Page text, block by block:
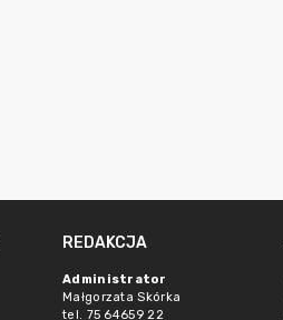
REDAKCJA
Administrator
Małgorzata Skórka
tel. 75 64659 22